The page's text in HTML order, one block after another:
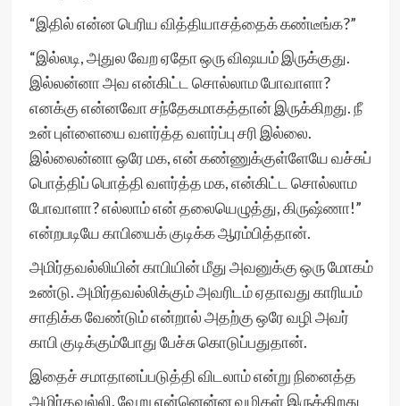
“இதில் என்ன பெரிய வித்தியாசத்தைக் கண்டீங்க?”
“இல்லடி, அதுல வேற ஏதோ ஒரு விஷயம் இருக்குது.
இல்லன்னா அவ என்கிட்ட சொல்லாம போவாளா?
எனக்கு என்னவோ சந்தேகமாகத்தான் இருக்கிறது. நீ
உன் புள்ளையை வளர்த்த வளர்ப்பு சரி இல்லை.
இல்லைன்னா ஒரே மக, என் கண்ணுக்குள்ளேயே வச்சுப்
பொத்திப் பொத்தி வளர்த்த மக, என்கிட்ட சொல்லாம
போவாளா? எல்லாம் என் தலையெழுத்து, கிருஷ்ணா!”
என்றபடியே காபியைக் குடிக்க ஆரம்பித்தான்.
அமிர்தவல்லியின் காபியின் மீது அவனுக்கு ஒரு மோகம்
உண்டு. அமிர்தவல்லிக்கும் அவரிடம் ஏதாவது காரியம்
சாதிக்க வேண்டும் என்றால் அதற்கு ஒரே வழி அவர்
காபி குடிக்கும்போது பேச்சு கொடுப்பதுதான்.
இதைச் சமாதானப்படுத்தி விடலாம் என்று நினைத்த
அமிர்தவல்லி, வேறு என்னென்ன வழிகள் இருக்கிறது